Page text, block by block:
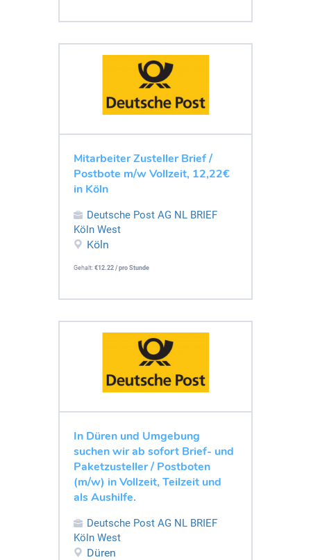
Mitarbeiter Zusteller Brief /
Postbote m/w Vollzeit, 12,22€
in Köln
Deutsche Post AG NL BRIEF
Köln West
Köln
Gehalt: €12.22 / pro Stunde
In Düren und Umgebung
suchen wir ab sofort Brief- und
Paketzusteller / Postboten
(m/w) in Vollzeit, Teilzeit und
als Aushilfe.
Deutsche Post AG NL BRIEF
Köln West
Düren